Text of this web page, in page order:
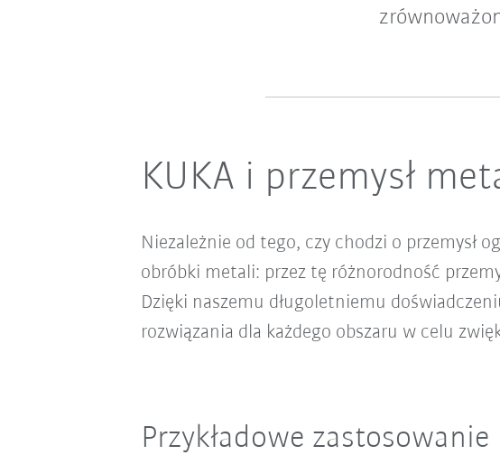
KUKA i przemysł
Niezależnie od tego, czy chodzi o przemysł
obróbki metali: przez tę różnorodność
Dzięki naszemu długoletniemu
rozwiązania dla każdego obszaru w celu
Przykładowe